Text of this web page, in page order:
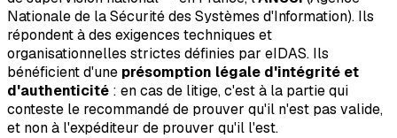
Nationale de la Sécurité des Systèmes d'Information). Ils
répondent à des exigences techniques et
organisationnelles strictes définies par eIDAS. Ils
bénéficient d'une présomption légale d'intégrité et
d'authenticité : en cas de litige, c'est à la partie qui
conteste le recommandé de prouver qu'il n'est pas valide,
et non à l'expéditeur de prouver qu'il l'est.